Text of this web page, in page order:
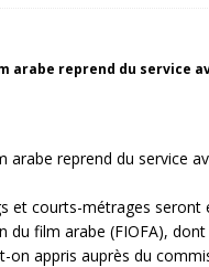
reprend du service
arabe reprend du service
et courts-métrages seront
du film arabe (FIOFA),
on appris auprès du